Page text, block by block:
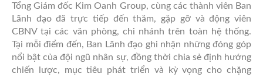
Tổng Giám đốc Kim Oanh Group, cùng các thành viên Ban
Lãnh đạo đã trực tiếp đến thăm, gặp gỡ và động viên
CBNV tại các văn phòng, chi nhánh trên toàn hệ thống.
Tại mỗi điểm đến, Ban Lãnh đạo ghi nhận những đóng góp
nổi bật của đội ngũ nhân sự, đồng thời chia sẻ định hướng
chiến lược, mục tiêu phát triển và kỳ vọng cho chặng